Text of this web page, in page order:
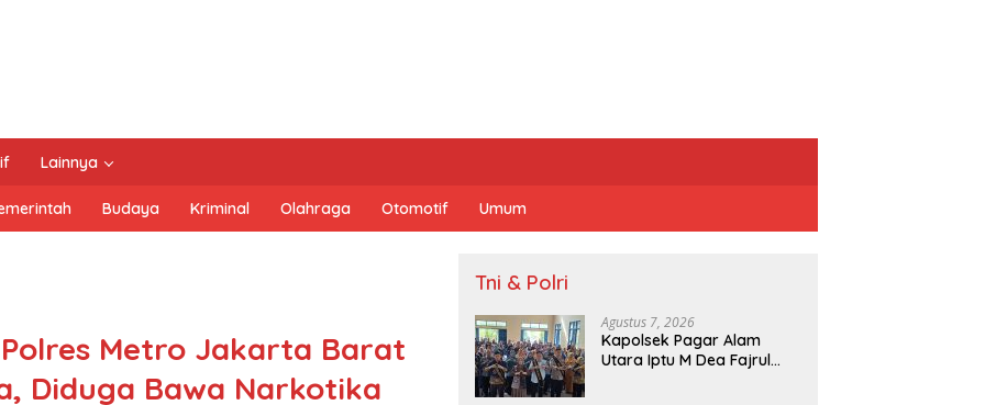
Lainnya
Budaya Kriminal Olahraga Otomotif Umum
Metro Jakarta Barat
Diduga Bawa Narkotika
Tni & Polri
Agustus 7, 2026
Kapolsek Pagar Alam
Utara Iptu M Dea Fajrul